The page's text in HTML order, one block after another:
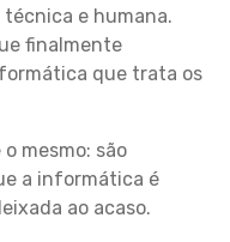
e humana.
finalmente
que trata os
mesmo: são
a informática é
ao acaso.